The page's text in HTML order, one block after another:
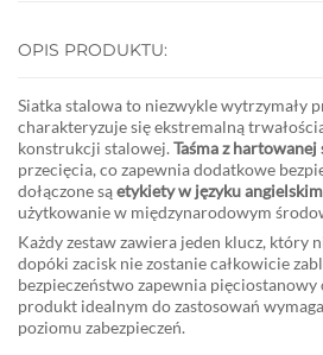
OPIS PRODUKTU:
Siatka stalowa to niezwykle wytrzymały
charakteryzuje się ekstremalną
konstrukcji stalowej. Taśma z hartowanej
przecięcia, co zapewnia dodatkowe
dołączone sąetykiety w języku
użytkowanie w międzynarodowym
Każdy zestaw zawiera jeden klucz, który
dopóki zacisk nie zostanie całkowicie
bezpieczeństwo zapewnia
produkt idealnym do zastosowań
poziomu zabezpieczeń.